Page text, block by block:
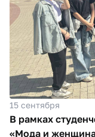
15 сентября
В рамках
«Мода и женщина